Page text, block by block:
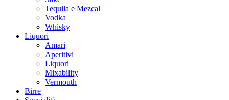
Tequila e Mezcal
Vodka
Whisky
Liquori
Amari
Aperitivi
Liquori
Mixability
Vermouth
Birre